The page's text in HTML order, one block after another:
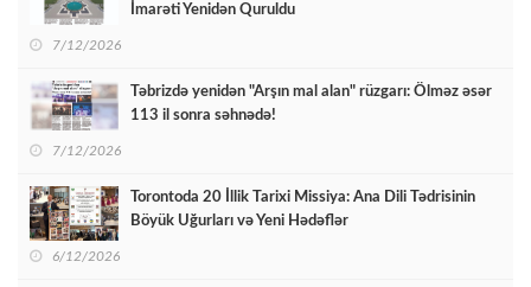
İmarəti Yenidən Quruldu
7/12/2026
Təbrizdə yenidən "Arşın mal alan" rüzgarı: Ölməz əsər
113 il sonra səhnədə!
7/12/2026
Torontoda 20 İllik Tarixi Missiya: Ana Dili Tədrisinin
Böyük Uğurları və Yeni Hədəflər
6/12/2026